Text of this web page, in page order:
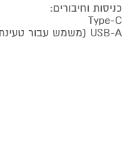
כניסות וחיבורים:
Type-C
USB-A (משמש עבור טעינת מכשירים)